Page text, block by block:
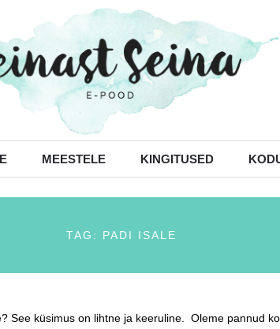
MEESTELE KINGITUSED
TAG: PADI ISALE
See küsimus on lihtne ja keeruline. Oleme pannud